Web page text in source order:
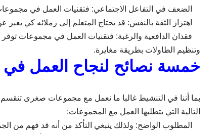
الضعف في التفاعل الاجتماعي: فتقنيات العمل في مجموعات
اهتزاز الثقة بالنفس: قد يحتاج المتعلم إلى زملائه كي يعبر
فقدان الدافعية والرغبة: فتقنيات العمل في مجموعات
وتنظيم الطاولات بطريقة مغايرة.
خمسة نصائح لنجاح العمل
بما أننا في التنشيط غالبا ما نعمل مع مجموعات صغرى تنقسم
التالية التي يتطلبها العمل مع المجموعات:
المطلوب الواضح: ولذلك ينبغي التأكد من أنه قد فهم من